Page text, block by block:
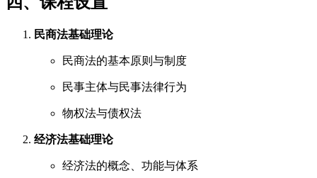
民商法基础理论
民商法的基本原则与制度
民事主体与民事法律行为
物权法与债权法
经济法基础理论
经济法的概念、功能与体系